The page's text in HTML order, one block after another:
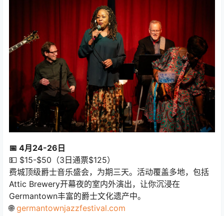
📅 4月24-26日
💵 $15-$50（3日通票$125）
费城顶级爵士音乐盛会，为期三天。活动覆盖多地，包括
Attic Brewery开幕夜的室内外演出，让你沉浸在
Germantown丰富的爵士文化遗产中。
🌐germantownjazzfestival.com